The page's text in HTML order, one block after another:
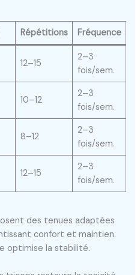
Répétitions Fréquence
12–15
2–3
fois/sem.
10–12
2–3
fois/sem.
8–12
2–3
fois/sem.
12–15
2–3
fois/sem.
des tenues adaptées
confort et maintien.
optimise la stabilité.